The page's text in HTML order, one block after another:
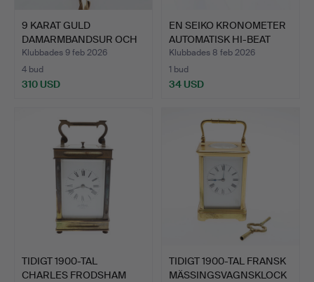
9 KARAT GULD
DAMARMBANDSUR OCH
FJÄDRAD REM…
Klubbades 9 feb 2026
4 bud
310 USD
EN SEIKO KRONOMETER
AUTOMATISK HI-BEAT
DAM…
Klubbades 8 feb 2026
1 bud
34 USD
TIDIGT 1900-TAL
CHARLES FRODSHAM
TIDIGT 1900-TAL FRANSK
MÄSSINGSVAGNSKLOCK